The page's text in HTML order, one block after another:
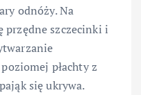
odnóży. Na
przędne szczecinki i
płachty z
się ukrywa.